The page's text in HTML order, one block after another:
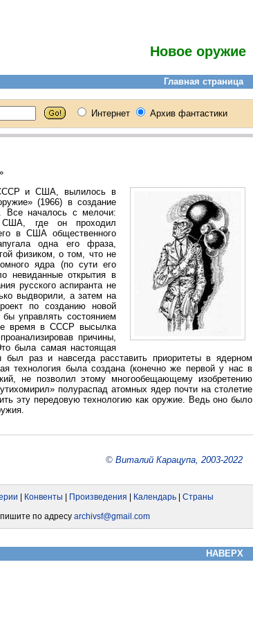
Новое оружие
СССР и США, вылилось в
(1966) в создание
Все началось с мелочи:
США, где он проходил
в США общественного
одна его фраза,
физиком, о том, что не
ядра (по сути его
невиданные открытия в
русского аспиранта не
выдворили, а затем на
по созданию новой
управлять состоянием
время в СССР высылка
причины,
была самая настоящая
был раз и навсегда расставить приоритеты в ядерном
технология была создана (конечно же первой у нас в
не позволил этому многообещающему изобретению
полураспад атомных ядер почти на столетие
эту передовую технологию как оружие. Ведь оно было
© Виталий Карацупа, 2003-2022
НАВЕРХ